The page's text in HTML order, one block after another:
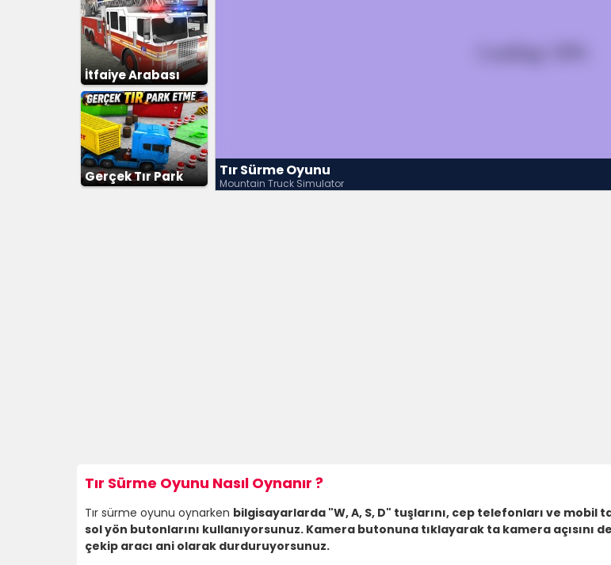
İtfaiye Arabası
Gerçek Tır Park
Tır Sürme Oyunu
Mountain Truck Simulator
Tır Sürme Oyunu Nasıl Oynanır ?
Tır sürme oyunu oynarken bilgisayarlarda "W, A, S, D" tuşlarını, cep telefonları ve
sol yön butonlarını kullanıyorsunuz. Kamera butonuna tıklayarak ta kamera açısını
çekip aracı ani olarak durduruyorsunuz.